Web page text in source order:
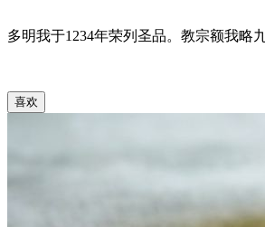
多明我于1234年荣列圣品。教宗额我略
喜欢